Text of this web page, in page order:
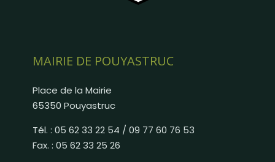
MAIRIE DE POUYASTRUC
Place de la Mairie
65350 Pouyastruc
Tél. : 05 62 33 22 54 / 09 77 60 76 53
Fax. : 05 62 33 25 26